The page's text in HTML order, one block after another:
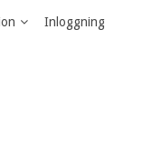
Inloggning